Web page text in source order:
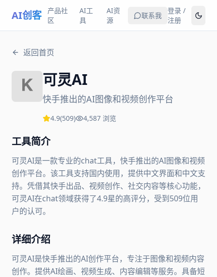
AI创客
产品社
区
AI工
具
AI资
源
联系我
登录 /
注册
返回首页
可灵AI
快手推出的AI图像和视频创作平台
4.9(509) 4,587 浏览
工具简介
可灵AI是一款专业的chat工具，快手推出的AI图像和视频
创作平台。该工具支持国内使用，提供中文界面和中文支
持。凭借其快手出品、视频创作、社交内容等核心功能，
可灵AI在chat领域获得了4.9星的高评分，受到509位用
户的认可。
详细介绍
可灵AI是快手推出的AI创作平台，专注于图像和视频内容
创作。提供AI绘画、视频生成、内容编辑等服务。具备短